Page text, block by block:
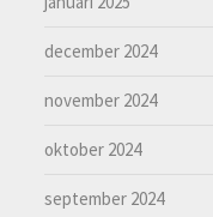
december 2024
november 2024
oktober 2024
september 2024